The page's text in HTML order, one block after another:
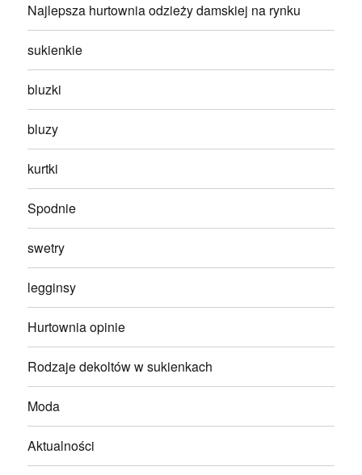
Najlepsza hurtownia odzieży damskiej na rynku
sukienkie
bluzki
bluzy
kurtki
Spodnie
swetry
legginsy
Hurtownia opinie
Rodzaje dekoltów w sukienkach
Moda
Aktualności